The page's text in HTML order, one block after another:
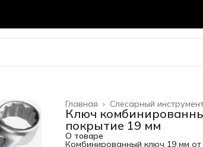
Слесарный
Главная ›
Ключ
покрытие 19 мм
О товаре
Комбинированный ключ 19 мм